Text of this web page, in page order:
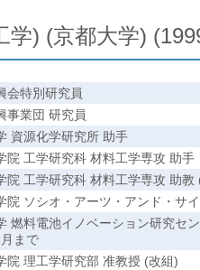
学) (京都大学)
会特別研究員
事業団 研究員
資源化学研究所 助手
院 工学研究科 材料工学専攻 助手
院 工学研究科 材料工学専攻 助教
院 ソシオ・アーツ・アンド・サ
燃料電池イノベーション研究セ
まで
院 理工学研究部 准教授 (改組)